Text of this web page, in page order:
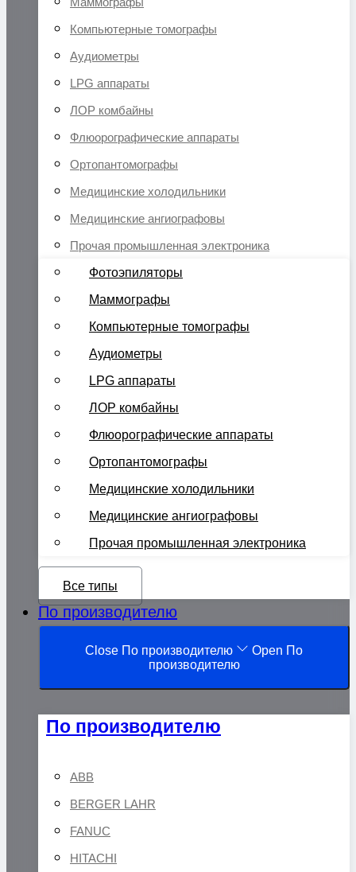
Компьютерные томографы
Аудиометры
LPG аппараты
ЛОР комбайны
Флюорографические аппараты
Ортопантомографы
Медицинские холодильники
Медицинские ангиографовы
Прочая промышленная электроника
Фотоэпиляторы
Маммографы
Компьютерные томографы
Аудиометры
LPG аппараты
ЛОР комбайны
Флюорографические аппараты
Ортопантомографы
Медицинские холодильники
Медицинские ангиографовы
Прочая промышленная электроника
Все типы
По производителю
Close По производителю
Open По
производителю
По производителю
ABB
BERGER LAHR
FANUC
HITACHI